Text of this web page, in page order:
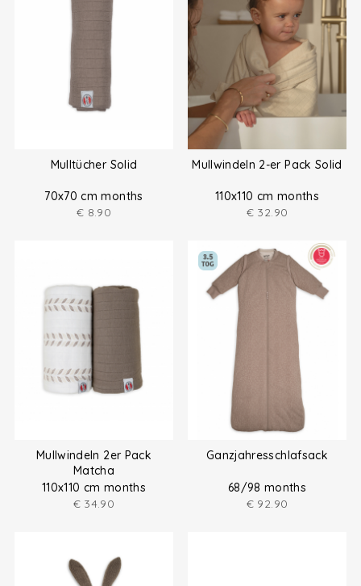
Mulltücher Solid
70x70 cm months
€ 8.90
Mullwindeln 2-er Pack Solid
110x110 cm months
€ 32.90
Mullwindeln 2er Pack
Matcha
110x110 cm months
€ 34.90
Ganzjahresschlafsack
68/98 months
€ 92.90